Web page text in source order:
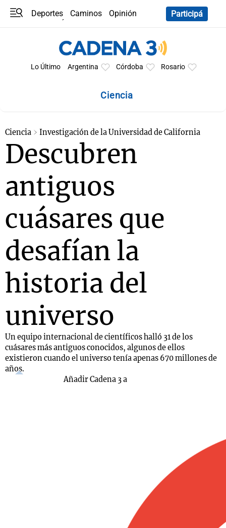
Deportes Caminos
Opinión
Participá
Lo Último Argentina Córdoba Rosario
Ciencia
Ciencia Investigación de la Universidad de California
Descubren
antiguos
cuásares que
desafían la
historia del
universo
Un equipo internacional de científicos halló 31 de los
cuásares más antiguos conocidos, algunos de ellos
existieron cuando el universo tenía apenas 670 millones de
años.
Añadir Cadena 3 a